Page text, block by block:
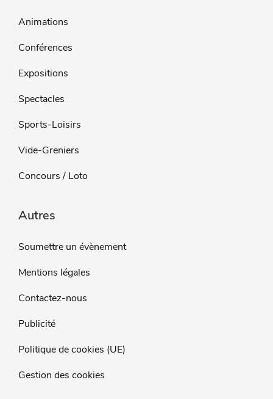
Animations
Conférences
Expositions
Spectacles
Sports-Loisirs
Vide-Greniers
Concours / Loto
Autres
Soumettre un évènement
Mentions légales
Contactez-nous
Publicité
Politique de cookies (UE)
Gestion des cookies